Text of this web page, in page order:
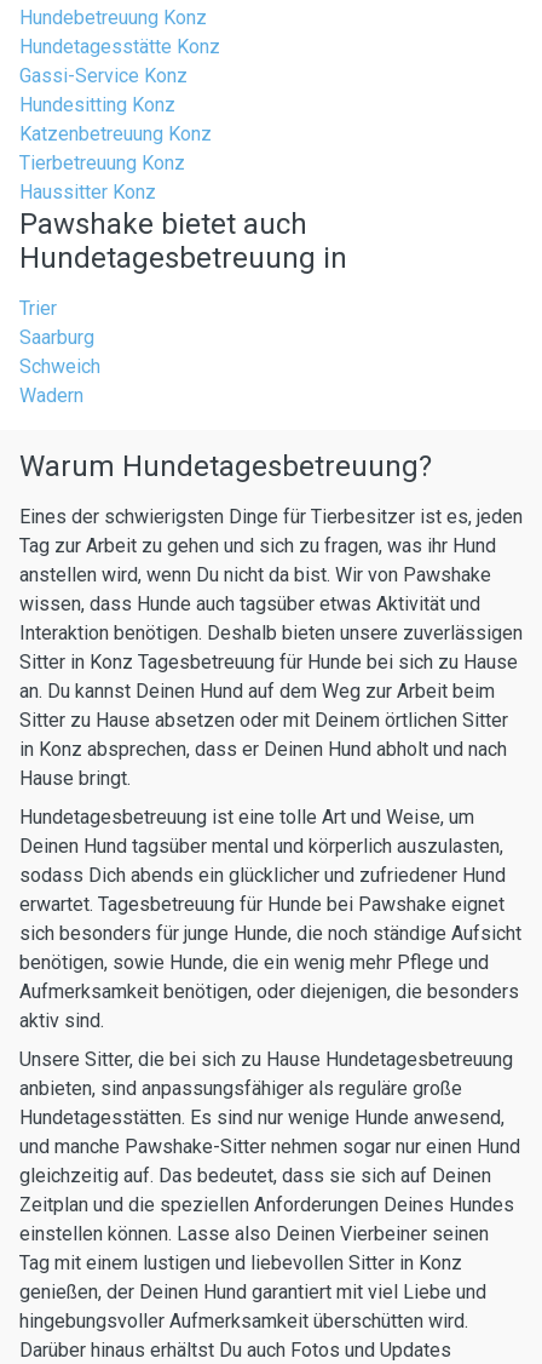
Hundebetreuung Konz
Hundetagesstätte Konz
Gassi-Service Konz
Hundesitting Konz
Katzenbetreuung Konz
Tierbetreuung Konz
Haussitter Konz
Pawshake bietet auch
Hundetagesbetreuung in
Trier
Saarburg
Schweich
Wadern
Warum Hundetagesbetreuung?
Eines der schwierigsten Dinge für Tierbesitzer ist es, jeden
Tag zur Arbeit zu gehen und sich zu fragen, was ihr Hund
anstellen wird, wenn Du nicht da bist. Wir von Pawshake
wissen, dass Hunde auch tagsüber etwas Aktivität und
Interaktion benötigen. Deshalb bieten unsere zuverlässigen
Sitter in Konz Tagesbetreuung für Hunde bei sich zu Hause
an. Du kannst Deinen Hund auf dem Weg zur Arbeit beim
Sitter zu Hause absetzen oder mit Deinem örtlichen Sitter
in Konz absprechen, dass er Deinen Hund abholt und nach
Hause bringt.
Hundetagesbetreuung ist eine tolle Art und Weise, um
Deinen Hund tagsüber mental und körperlich auszulasten,
sodass Dich abends ein glücklicher und zufriedener Hund
erwartet. Tagesbetreuung für Hunde bei Pawshake eignet
sich besonders für junge Hunde, die noch ständige Aufsicht
benötigen, sowie Hunde, die ein wenig mehr Pflege und
Aufmerksamkeit benötigen, oder diejenigen, die besonders
aktiv sind.
Unsere Sitter, die bei sich zu Hause Hundetagesbetreuung
anbieten, sind anpassungsfähiger als reguläre große
Hundetagesstätten. Es sind nur wenige Hunde anwesend,
und manche Pawshake-Sitter nehmen sogar nur einen Hund
gleichzeitig auf. Das bedeutet, dass sie sich auf Deinen
Zeitplan und die speziellen Anforderungen Deines Hundes
einstellen können. Lasse also Deinen Vierbeiner seinen
Tag mit einem lustigen und liebevollen Sitter in Konz
genießen, der Deinen Hund garantiert mit viel Liebe und
hingebungsvoller Aufmerksamkeit überschütten wird.
Darüber hinaus erhältst Du auch Fotos und Updates